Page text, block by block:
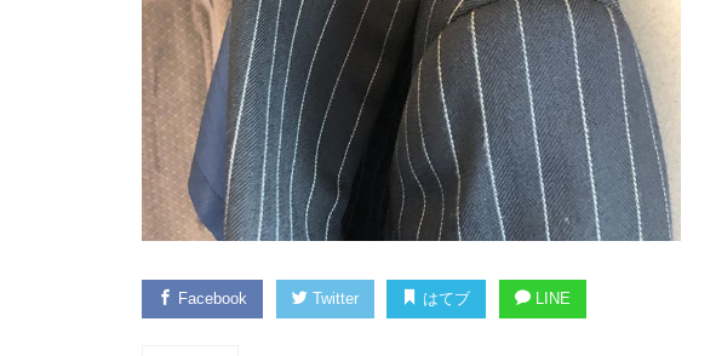
Facebook Twitter はてブ LINE